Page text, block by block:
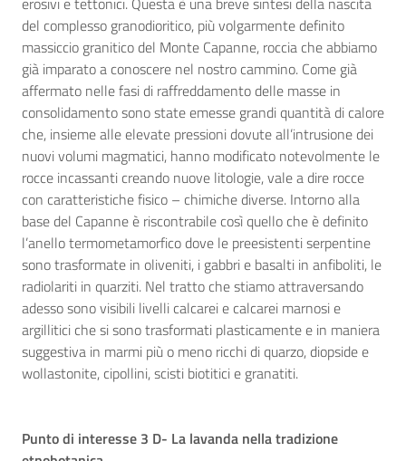
del complesso granodioritico, più volgarmente definito
massiccio granitico del Monte Capanne, roccia che abbiamo
già imparato a conoscere nel nostro cammino. Come già
affermato nelle fasi di raffreddamento delle masse in
consolidamento sono state emesse grandi quantità di calore
che, insieme alle elevate pressioni dovute all’intrusione dei
nuovi volumi magmatici, hanno modificato notevolmente le
rocce incassanti creando nuove litologie, vale a dire rocce
con caratteristiche fisico – chimiche diverse. Intorno alla
base del Capanne è riscontrabile così quello che è definito
l’anello termometamorfico dove le preesistenti serpentine
sono trasformate in oliveniti, i gabbri e basalti in anfiboliti, le
radiolariti in quarziti. Nel tratto che stiamo attraversando
adesso sono visibili livelli calcarei e calcarei marnosi e
argillitici che si sono trasformati plasticamente e in maniera
suggestiva in marmi più o meno ricchi di quarzo, diopside e
wollastonite, cipollini, scisti biotitici e granatiti.
Punto di interesse 3 D- La lavanda nella tradizione